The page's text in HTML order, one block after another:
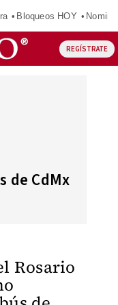
Bloqueos HOY
REGÍSTRATE
de CdMx
Rosario